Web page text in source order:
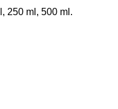
250 ml, 500 ml.